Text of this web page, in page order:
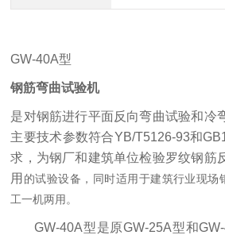
GW-40A型
钢筋弯曲试验机
是对钢筋进行平面反向弯曲试验和冷
主要技术参数符合YB/T5126-93和
求，为钢厂和建筑单位检验罗纹钢筋
用 的试验设备，同时适用于建筑行业现场
工一机两用。
GW-40A型是原GW-25A型和GW-